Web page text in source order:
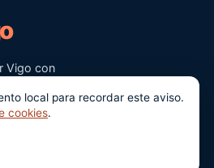
Vigo con
local para recordar este aviso.
cookies.